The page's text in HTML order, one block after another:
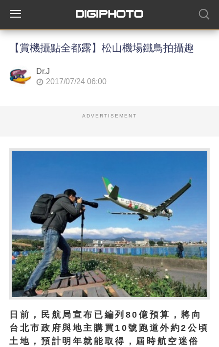
【賞機攝點全都露】松山機場鐵鳥拍攝趣
Dr.J
2017/07/24 06:00
ADVERTISEMENT
日前，民航局宣布已編列80億預算，將向
台北市政府與地主購買10號跑道外約2公頃
土地，預計明年就能取得，屆時航空迷俗